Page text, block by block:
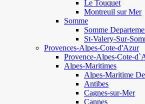
Le Touquet
Montreuil sur Mer
Somme
Somme
St-Valery-Sur-
Provences-Alpes-Cote-d'Azur
Provence-Alpes-Cote-
Alpes-Maritimes
Alpes-Maritime
Antibes
Cagnes-sur-Mer
Cannes